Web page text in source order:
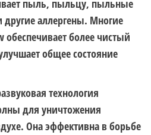
пыль, пыльцу, пыльные
аллергены. Многие
обеспечивает более чистый
общее состояние
технология
для уничтожения
Она эффективна в борьбе